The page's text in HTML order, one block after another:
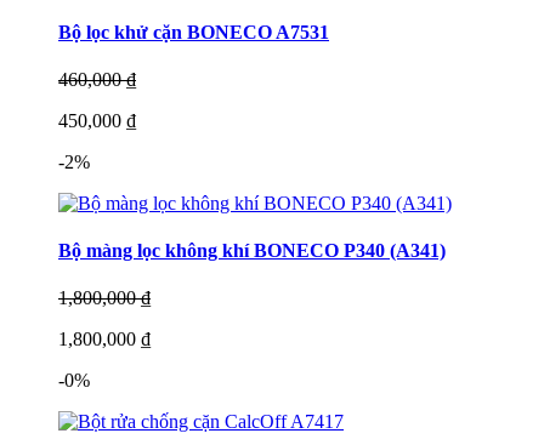
Bộ lọc khử cặn BONECO A7531
460,000 ₫
450,000 ₫
-2%
Bộ màng lọc không khí BONECO P340 (A341)
1,800,000 ₫
1,800,000 ₫
-0%